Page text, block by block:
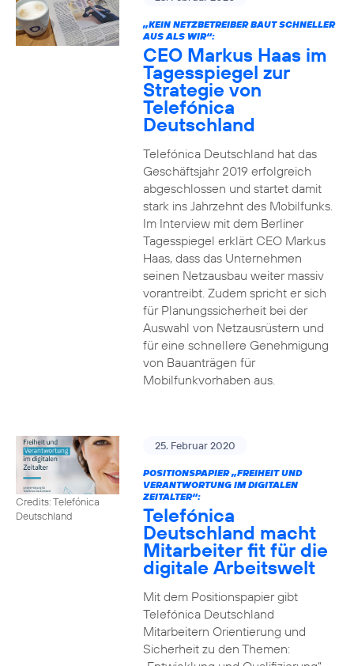
„KEIN NETZBETREIBER BAUT SCHNELLER
AUS ALS WIR“:
CEO Markus Haas im
Tagesspiegel zur
Strategie von
Telefónica
Deutschland
Telefónica Deutschland hat das
Geschäftsjahr 2019 erfolgreich
abgeschlossen und startet damit
stark ins Jahrzehnt des Mobilfunks.
Im Interview mit dem Berliner
Tagesspiegel erklärt CEO Markus
Haas, dass das Unternehmen
seinen Netzausbau weiter massiv
vorantreibt. Zudem spricht er sich
für Planungssicherheit bei der
Auswahl von Netzausrüstern und
für eine schnellere Genehmigung
von Bauanträgen für
Mobilfunkvorhaben aus.
Credits: Telefónica
Deutschland
25. Februar 2020
POSITIONSPAPIER „FREIHEIT UND
VERANTWORTUNG IM DIGITALEN
ZEITALTER“:
Telefónica
Deutschland macht
Mitarbeiter fit für die
digitale Arbeitswelt
Mit dem Positionspapier gibt
Telefónica Deutschland
Mitarbeitern Orientierung und
Sicherheit zu den Themen: